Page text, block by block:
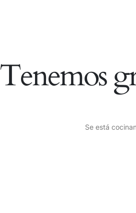
Tenemos
Se está